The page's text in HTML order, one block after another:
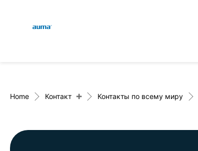
Европа
Азия и Тихий океан
Home Контакт + Контакты по всему миру